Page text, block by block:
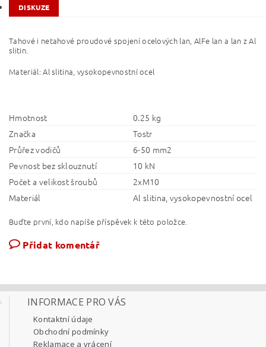
DISKUZE
Tahové i netahové proudové spojení ocelových lan, AlFe lan a lan z Al
slitin.
Materiál: Al slitina, vysokopevnostní ocel
Hmotnost
0.25 kg
Značka
Tostr
Průřez vodičů
6-50 mm2
Pevnost bez sklouznutí
10 kN
Počet a velikost šroubů
2xM10
Materiál
Al slitina, vysokopevnostní ocel
Buďte první, kdo napíše příspěvek k této položce.
Přidat komentář
INFORMACE PRO VÁS
Kontaktní údaje
Obchodní podmínky
Reklamace a vrácení